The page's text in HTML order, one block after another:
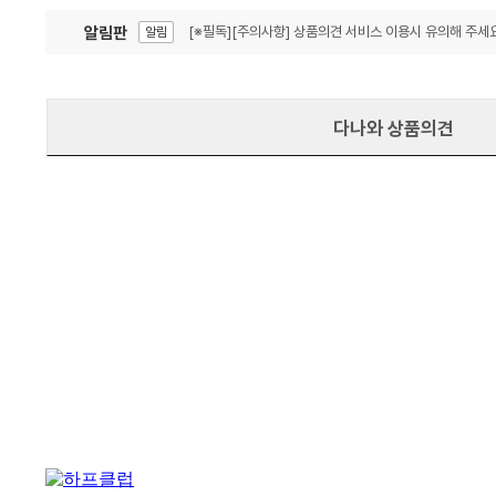
알림판 알림 [※필독][주의사항] 상품의견 서비스 이용시 유의해 주세
다나와 상품의견